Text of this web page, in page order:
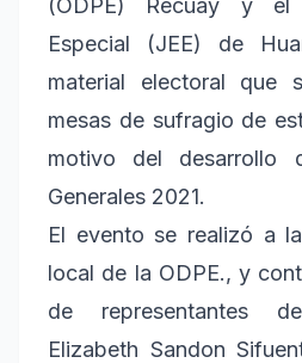
(ODPE) Recuay y el
Especial (JEE) de
material electoral que
mesas de sufragio de
motivo del desarrollo
Generales 2021.
El evento se realizó a
local de la ODPE., y
de representantes
Elizabeth Sandon